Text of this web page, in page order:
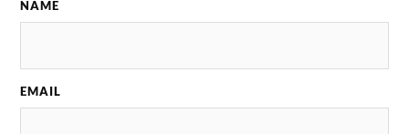
NAME
EMAIL